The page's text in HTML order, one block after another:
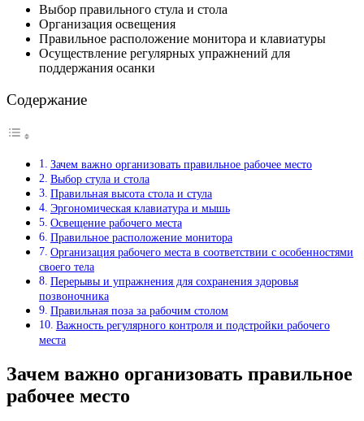
Выбор правильного стула и стола
Организация освещения
Правильное расположение монитора и клавиатуры
Осуществление регулярных упражнений для
поддержания осанки
Содержание
Зачем важно организовать правильное рабочее место
Выбор стула и стола
Правильная высота стола и стула
Эргономическая клавиатура и мышь
Освещение рабочего места
Правильное расположение монитора
Организация рабочего места в соответствии с особенностями
своего тела
Перерывы и упражнения для сохранения здоровья
позвоночника
Правильная поза за рабочим столом
Важность регулярного контроля и подстройки рабочего
места
Зачем важно организовать правильное
рабочее место